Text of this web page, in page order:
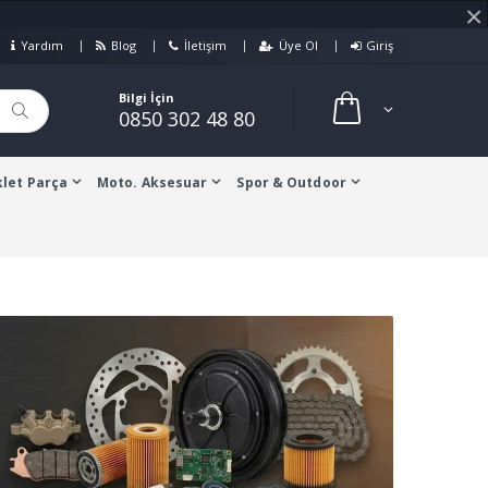
×
Yardım Blog İletişim Üye Ol Giriş
Bilgi İçin
0850 302 48 80
Parça Moto. Aksesuar Spor & Outdoor